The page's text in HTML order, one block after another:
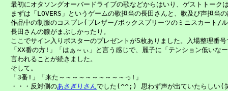
最初にオタソングオーバードライブの歌などからはいり、ゲストトーク
まずは「LOVERS」というゲームの歌担当の長田さんと、歌及び声担当
作品中の制服のコスプレ(ブレザー/ボックスプリーツのミニスカート/
長田さんの膝がまぶしかったり。
ここでサイン入りポスターのプレゼントが5枚ありました。入場整理番
「XX番の方!」「はぁ～ぃ」と言う感じで、麗子に「テンション低いな
言われることが続きました。
そして。
「3番!」「来た～～～～～～～～～～っ!」
・・・反対側のあさぎりさんでした(^^;) 思わず声が出ていたらしい(